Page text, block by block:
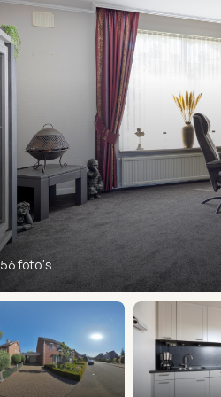
56 foto's